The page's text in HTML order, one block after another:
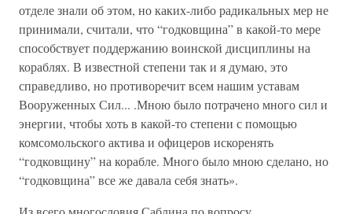
отделе знали об этом, но каких-либо радикальных мер не
принимали, считали, что “годковщина” в какой-то мере
способствует поддержанию воинской дисциплины на
кораблях. В известной степени так и я думаю, это
справедливо, но противоречит всем нашим уставам
Вооруженных Сил... .Мною было потрачено много сил и
энергии, чтобы хоть в какой-то степени с помощью
комсомольского актива и офицеров искоренять
“годковщину” на корабле. Много было мною сделано, но
“годковщина” все же давала себя знать».